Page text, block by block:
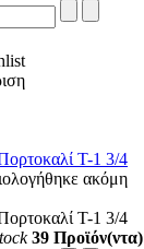
T-1 3/4
ακόμη
T-1 3/4
39 Προϊόν(ντα)